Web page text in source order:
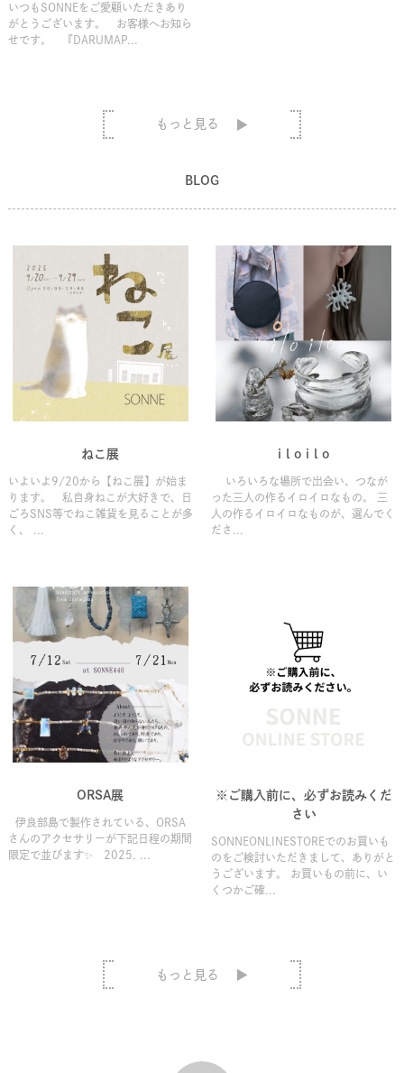
いつもSONNEをご愛顧いただきあり
がとうございます。 お客様へお知ら
せです。 『DARUMAP...
もっと見る
BLOG
ねこ展
いよいよ9/20から【ねこ展】が始ま
ります。 私自身ねこが大好きで、日
ごろSNS等でねこ雑貨を見ることが多
く、 ...
i l o i l o
いろいろな場所で出会い、つなが
った三人の作るイロイロなもの。 三
人の作るイロイロなものが、選んでく
ださ...
ORSA展
伊良部島で製作されている、ORSA
さんのアクセサリーが下記日程の期間
限定で並びます✨ 2025. ...
※ご購入前に、必ずお読みくだ
さい
SONNEONLINESTOREでのお買いも
のをご検討いただきまして、ありがと
うございます。 お買いもの前に、い
くつかご確...
もっと見る